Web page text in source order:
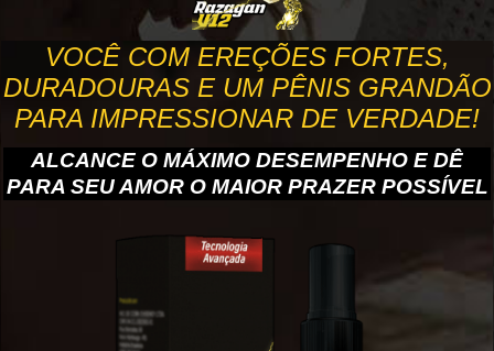
VOCÊ COM EREÇÕES FORTES,
DURADOURAS E UM PÊNIS GRANDÃO
PARA IMPRESSIONAR DE VERDADE!
ALCANCE O MÁXIMO DESEMPENHO E DÊ
PARA SEU AMOR O MAIOR PRAZER POSSÍVEL